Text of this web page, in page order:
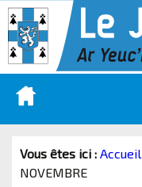
Vous êtes ici : Accueil
NOVEMBRE